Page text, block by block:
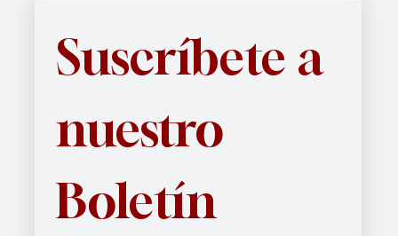
Suscríbete a
nuestro
Boletín